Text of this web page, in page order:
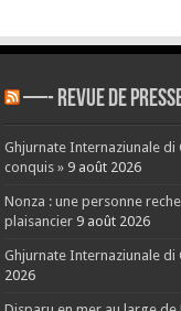
—- REVUE DE
Ghjurnate Internaziunale di
conquis » 9 août 2026
Nonza : une personne
plaisancier 9 août 2026
Ghjurnate Internaziunale di
2026